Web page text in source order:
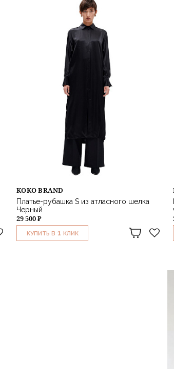
KOKO BRAND
Платье-рубашка S из атласного шелка
Черный
29 500 ₽
КУПИТЬ В 1 КЛИК